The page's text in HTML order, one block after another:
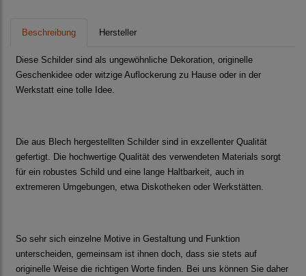
Beschreibung Hersteller
Diese Schilder sind als ungewöhnliche Dekoration, originelle
Geschenkidee oder witzige Auflockerung zu Hause oder in der
Werkstatt eine tolle Idee.
Die aus Blech hergestellten Schilder sind in exzellenter Qualität
gefertigt. Die hochwertige Qualität des verwendeten Materials sorgt
für ein robustes Schild und eine lange Haltbarkeit, auch in
extremeren Umgebungen, etwa Diskotheken oder Werkstätten.
So sehr sich einzelne Motive in Gestaltung und Funktion
unterscheiden, gemeinsam ist ihnen doch, dass sie stets auf
originelle Weise die richtigen Worte finden. Bei uns können Sie daher